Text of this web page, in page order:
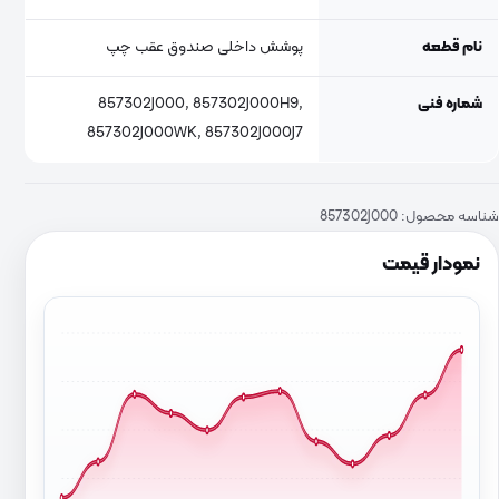
نمودار قیمت
نام قطعه پوشش داخلی صندوق عقب چپ
شماره فنی
857302J000, 857302J000H9,
857302J000WK, 857302J000J7
شناسه محصول: 857302J000